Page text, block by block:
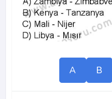
A B